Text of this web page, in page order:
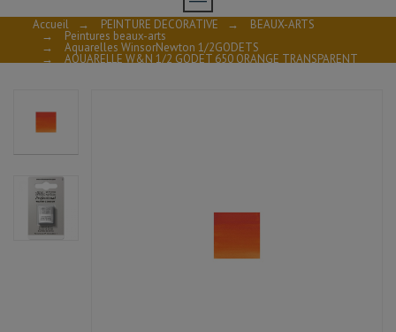
Accueil → PEINTURE DECORATIVE → BEAUX-ARTS
→ Peintures beaux-arts
→ Aquarelles WinsorNewton 1/2GODETS
→ AQUARELLE W&N 1/2 GODET 650 ORANGE TRANSPARENT